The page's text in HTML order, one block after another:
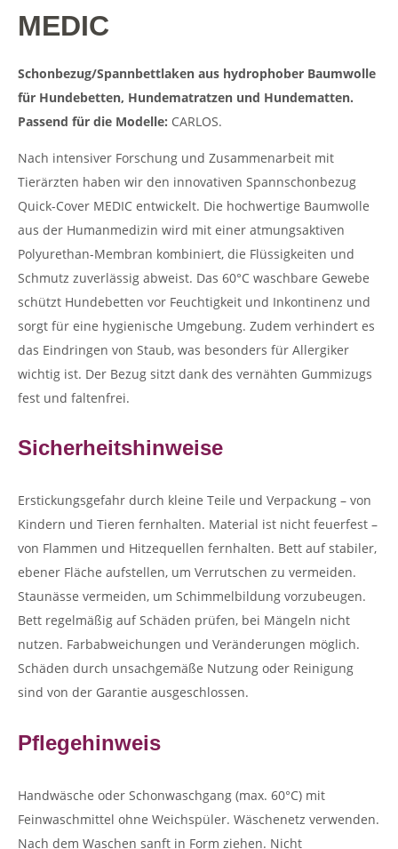
MEDIC
Schonbezug/Spannbettlaken aus hydrophober Baumwolle
für Hundebetten, Hundematratzen und Hundematten.
Passend für die Modelle: CARLOS.
Nach intensiver Forschung und Zusammenarbeit mit
Tierärzten haben wir den innovativen Spannschonbezug
Quick-Cover MEDIC entwickelt. Die hochwertige Baumwolle
aus der Humanmedizin wird mit einer atmungsaktiven
Polyurethan-Membran kombiniert, die Flüssigkeiten und
Schmutz zuverlässig abweist. Das 60°C waschbare Gewebe
schützt Hundebetten vor Feuchtigkeit und Inkontinenz und
sorgt für eine hygienische Umgebung. Zudem verhindert es
das Eindringen von Staub, was besonders für Allergiker
wichtig ist. Der Bezug sitzt dank des vernähten Gummizugs
fest und faltenfrei.
Sicherheitshinweise
Erstickungsgefahr durch kleine Teile und Verpackung – von
Kindern und Tieren fernhalten. Material ist nicht feuerfest –
von Flammen und Hitzequellen fernhalten. Bett auf stabiler,
ebener Fläche aufstellen, um Verrutschen zu vermeiden.
Staunässe vermeiden, um Schimmelbildung vorzubeugen.
Bett regelmäßig auf Schäden prüfen, bei Mängeln nicht
nutzen. Farbabweichungen und Veränderungen möglich.
Schäden durch unsachgemäße Nutzung oder Reinigung
sind von der Garantie ausgeschlossen.
Pflegehinweis
Handwäsche oder Schonwaschgang (max. 60°C) mit
Feinwaschmittel ohne Weichspüler. Wäschenetz verwenden.
Nach dem Waschen sanft in Form ziehen. Nicht